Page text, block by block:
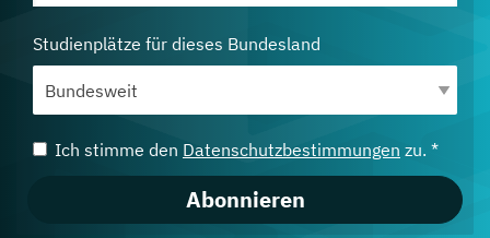
Studienplätze für dieses Bundesland
Ich stimme den Datenschutzbestimmungen zu. *
Abonnieren